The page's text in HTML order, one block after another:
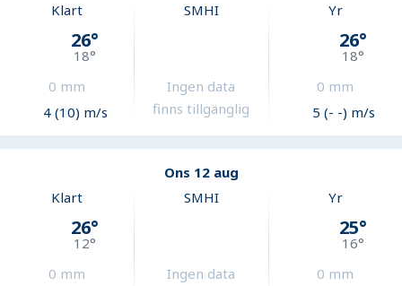
Klart
26°
18°
0 mm
4 (10) m/s
SMHI
Ingen data
finns tillgänglig
Yr
26°
18°
0 mm
5 (- -) m/s
Ons 12 aug
Klart
26°
12°
0 mm
SMHI
Ingen data
Yr
25°
16°
0 mm